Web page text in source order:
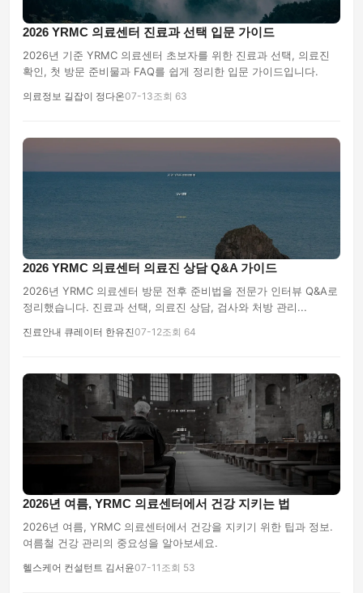
2026 YRMC 의료센터 진료과 선택 입문 가이드
2026년 기준 YRMC 의료센터 초보자를 위한 진료과 선택, 의료진
확인, 첫 방문 준비물과 FAQ를 쉽게 정리한 입문 가이드입니다.
의료정보 길잡이 정다온07-13조회 63
2026 YRMC 의료센터 의료진 상담 Q&A 가이드
2026년 YRMC 의료센터 방문 전후 준비법을 전문가 인터뷰 Q&A로
정리했습니다. 진료과 선택, 의료진 상담, 검사와 처방 관리...
진료안내 큐레이터 한유진07-12조회 64
2026년 여름, YRMC 의료센터에서 건강 지키는 법
2026년 여름, YRMC 의료센터에서 건강을 지키기 위한 팁과 정보.
여름철 건강 관리의 중요성을 알아보세요.
헬스케어 컨설턴트 김서윤07-11 조회 53